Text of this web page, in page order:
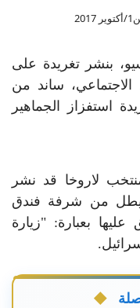
بنشر تغريدة على
ساند من
استفزاز الجماهير
لاروخا قد نشر
يطل من شرفة فندق
بعبارة: "زيارة